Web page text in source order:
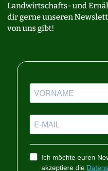
Landwirtschafts- und
dir gerne unseren
von uns gibt!